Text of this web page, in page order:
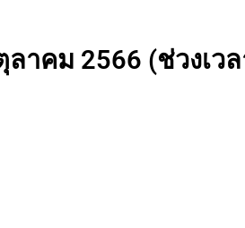
าคม 2566 (ช่วงเว